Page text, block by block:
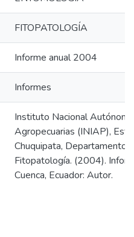
FITOPATOLOGÍA
Informe anual 2004
Informes
Instituto Nacional
Agropecuarias (INIAP),
Chuquipata, Departamento
Fitopatología. (2004).
Cuenca, Ecuador: Autor.